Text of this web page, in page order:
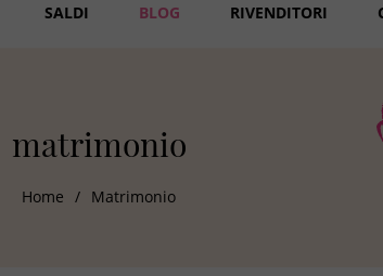
SALDI BLOG RIVENDITORI
matrimonio
Home / Matrimonio